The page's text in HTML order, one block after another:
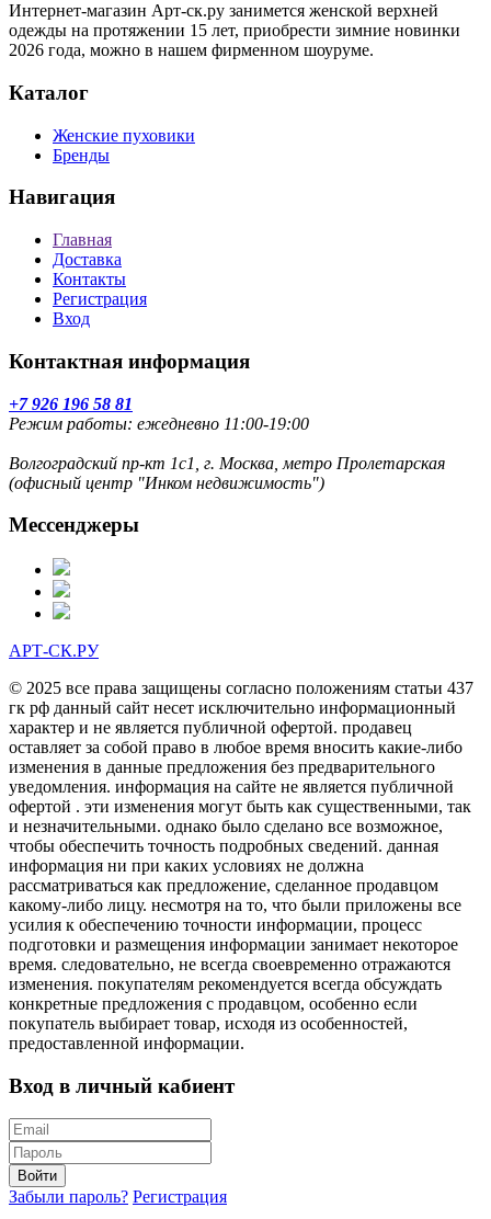
Интернет-магазин Арт-ск.ру занимется женской верхней
одежды на протяжении 15 лет, приобрести зимние новинки
2026 года, можно в нашем фирменном шоуруме.
Каталог
Женские пуховики
Бренды
Навигация
Главная
Доставка
Контакты
Регистрация
Вход
Контактная информация
+7 926 196 58 81
Режим работы: ежедневно 11:00-19:00
Волгоградский пр-кт 1с1, г. Москва, метро Пролетарская
(офисный центр "Инком недвижимость")
Мессенджеры
АРТ-СК.РУ
© 2025 все права защищены согласно положениям статьи 437
гк рф данный сайт несет исключительно информационный
характер и не является публичной офертой. продавец
оставляет за собой право в любое время вносить какие-либо
изменения в данные предложения без предварительного
уведомления. информация на сайте не является публичной
офертой . эти изменения могут быть как существенными, так
и незначительными. однако было сделано все возможное,
чтобы обеспечить точность подробных сведений. данная
информация ни при каких условиях не должна
рассматриваться как предложение, сделанное продавцом
какому-либо лицу. несмотря на то, что были приложены все
усилия к обеспечению точности информации, процесс
подготовки и размещения информации занимает некоторое
время. следовательно, не всегда своевременно отражаются
изменения. покупателям рекомендуется всегда обсуждать
конкретные предложения с продавцом, особенно если
покупатель выбирает товар, исходя из особенностей,
предоставленной информации.
Вход в личный кабиент
Войти
Забыли пароль? Регистрация